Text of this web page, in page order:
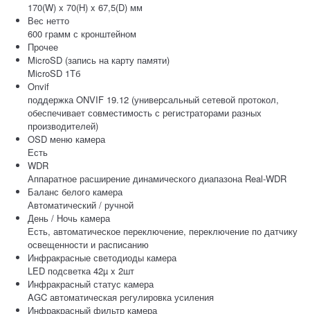
170(W) x 70(H) x 67,5(D) мм
Вес нетто
600 грамм с кронштейном
Прочее
MicroSD (запись на карту памяти)
MicroSD 1Тб
Onvif
поддержка ONVIF 19.12 (универсальный сетевой протокол,
обеспечивает совместимость с регистраторами разных
производителей)
OSD меню камера
Есть
WDR
Аппаратное расширение динамического диапазона Real-WDR
Баланс белого камера
Автоматический / ручной
День / Ночь камера
Есть, автоматическое переключение, переключение по датчику
освещенности и расписанию
Инфракрасные светодиоды камера
LED подсветка 42µ x 2шт
Инфракрасный статус камера
AGC автоматическая регулировка усиления
Инфракрасный фильтр камера